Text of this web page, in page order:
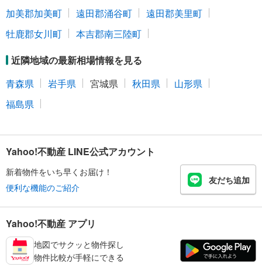
加美郡加美町
遠田郡涌谷町
遠田郡美里町
牡鹿郡女川町
本吉郡南三陸町
近隣地域の最新相場情報を見る
青森県
岩手県 宮城県 秋田県
山形県
福島県
Yahoo!不動産 LINE公式アカウント
新着物件をいち早くお届け！
便利な機能のご紹介
友だち追加
Yahoo!不動産 アプリ
地図でサクッと物件探し
物件比較が手軽にできる